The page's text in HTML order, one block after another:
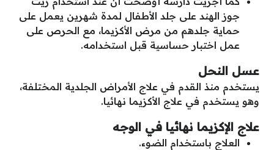
جوز الهند على جلد الأطفال لمدة شهرين يعمل على
حماية جلدهم من مرض الأكزيما، مع الحرص على
عمل اختبار حساسية قبل استخدامه.
عسل النحل
يستخدم منذ القدم في علاج الأمراض الجلدية المختلفة،
وهو يستخدم في علاج الأكزيما نهائيا.
علاج الإكزيما نهائيا في الوجه
العلاج باستخدام الضوء.